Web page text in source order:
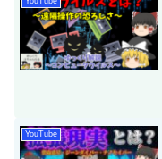
YouTube